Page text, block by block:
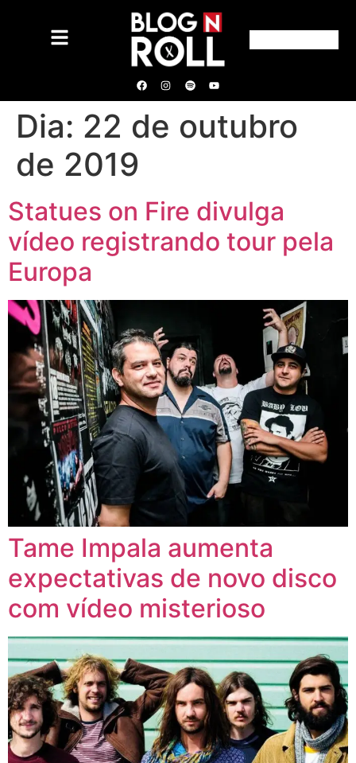
Dia: 22 de outubro
de 2019
Statues on Fire divulga
vídeo registrando tour pela
Europa
Tame Impala aumenta
expectativas de novo disco
com vídeo misterioso